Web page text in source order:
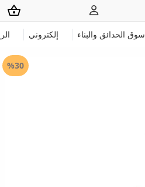
سوق الحدائق والبناء إلكتروني
%30